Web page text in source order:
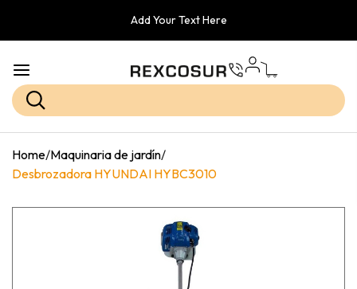
Add Your Text Here
Home/Maquinaria de jardín/
Desbrozadora HYUNDAI HYBC3010